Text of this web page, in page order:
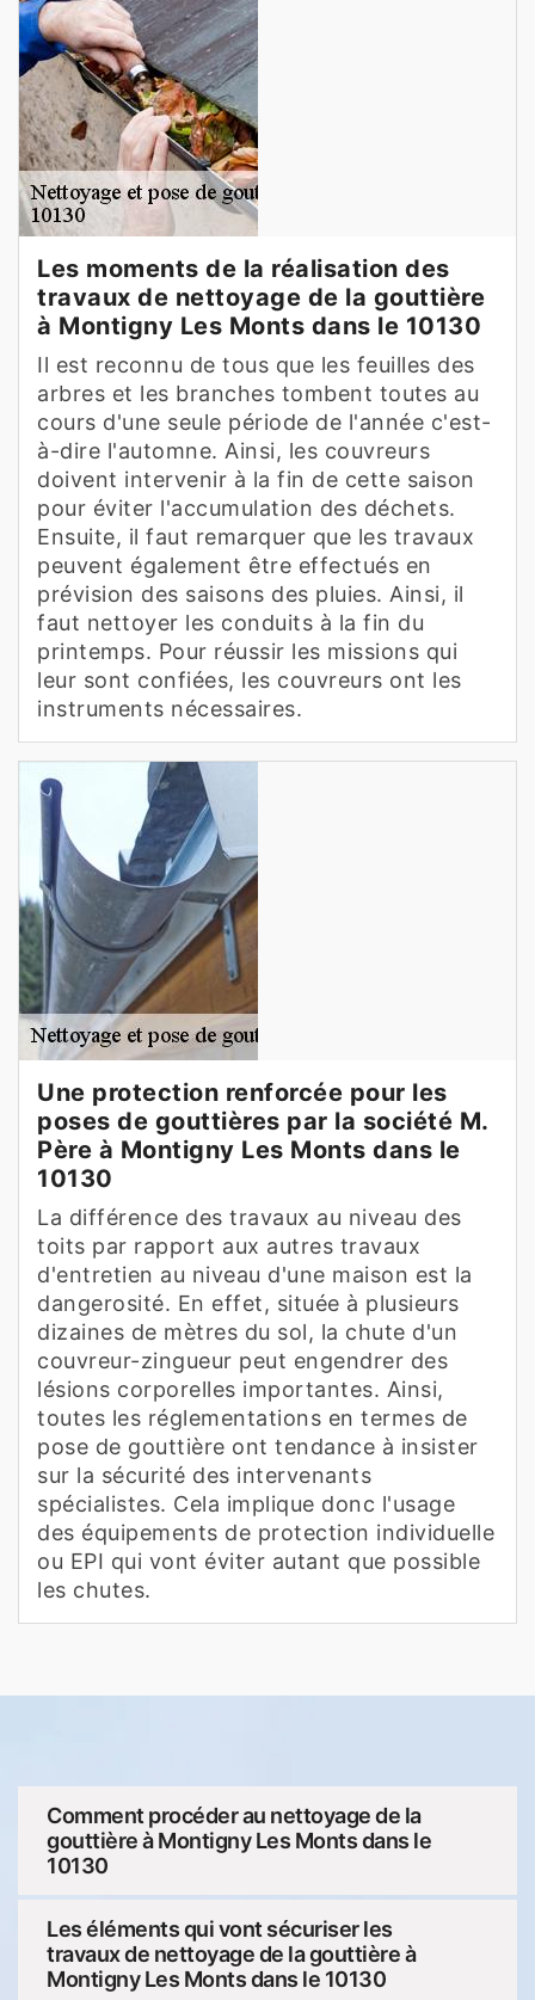
Les moments de la réalisation des
travaux de nettoyage de la gouttière
à Montigny Les Monts dans le 10130
Il est reconnu de tous que les feuilles des
arbres et les branches tombent toutes au
cours d'une seule période de l'année c'est-
à-dire l'automne. Ainsi, les couvreurs
doivent intervenir à la fin de cette saison
pour éviter l'accumulation des déchets.
Ensuite, il faut remarquer que les travaux
peuvent également être effectués en
prévision des saisons des pluies. Ainsi, il
faut nettoyer les conduits à la fin du
printemps. Pour réussir les missions qui
leur sont confiées, les couvreurs ont les
instruments nécessaires.
Une protection renforcée pour les
poses de gouttières par la société M.
Père à Montigny Les Monts dans le
10130
La différence des travaux au niveau des
toits par rapport aux autres travaux
d'entretien au niveau d'une maison est la
dangerosité. En effet, située à plusieurs
dizaines de mètres du sol, la chute d'un
couvreur-zingueur peut engendrer des
lésions corporelles importantes. Ainsi,
toutes les réglementations en termes de
pose de gouttière ont tendance à insister
sur la sécurité des intervenants
spécialistes. Cela implique donc l'usage
des équipements de protection individuelle
ou EPI qui vont éviter autant que possible
les chutes.
Comment procéder au nettoyage de la
gouttière à Montigny Les Monts dans le
10130
Les éléments qui vont sécuriser les
travaux de nettoyage de la gouttière à
Montigny Les Monts dans le 10130